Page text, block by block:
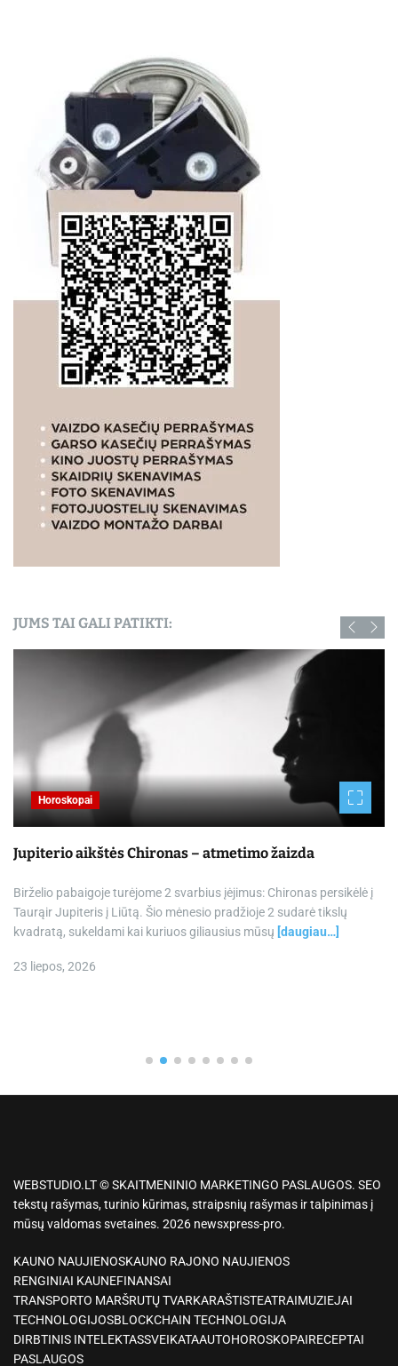
JUMS TAI GALI PATIKTI:
Horoskopai
Jupiterio aikštės Chironas – atmetimo žaizda
Birželio pabaigoje turėjome 2 svarbius įėjimus: Chironas persikėlė į
Taurąir Jupiteris į Liūtą. Šio mėnesio pradžioje 2 sudarė tikslų
kvadratą, sukeldami kai kuriuos giliausius mūsų [daugiau…]
23 liepos, 2026
WEBSTUDIO.LT © SKAITMENINIO MARKETINGO PASLAUGOS. SEO
tekstų rašymas, turinio kūrimas, straipsnių rašymas ir talpinimas į
mūsų valdomas svetaines. 2026 newsxpress-pro.
KAUNO NAUJIENOSKAUNO RAJONO NAUJIENOS
RENGINIAI KAUNEFINANSAI
TRANSPORTO MARŠRUTŲ TVARKARAŠTISTEATRAIMUZIEJAI
TECHNOLOGIJOSBLOCKCHAIN TECHNOLOGIJA
DIRBTINIS INTELEKTASSVEIKATAAUTOHOROSKOPAIRECEPTAI
PASLAUGOS